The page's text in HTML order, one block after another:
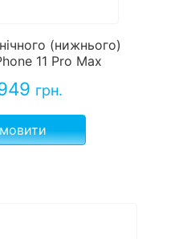
(нижнього)
11 Pro Max
грн.